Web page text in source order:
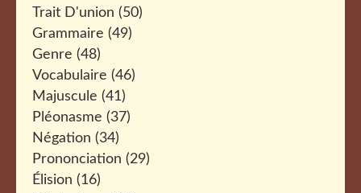
Trait D'union (50)
Grammaire (49)
Genre (48)
Vocabulaire (46)
Majuscule (41)
Pléonasme (37)
Négation (34)
Prononciation (29)
Élision (16)